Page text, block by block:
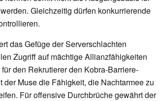
Gleichzeitig dürfen konkurrierende
das Gefüge der Serverschlachten
Zugriff auf mächtige Allianzfähigkeiten
den Rekrutierer den Kobra-Barriere-
Muse die Fähigkeit, die Nachtarmee zu
Für offensive Durchbrüche gewährt der